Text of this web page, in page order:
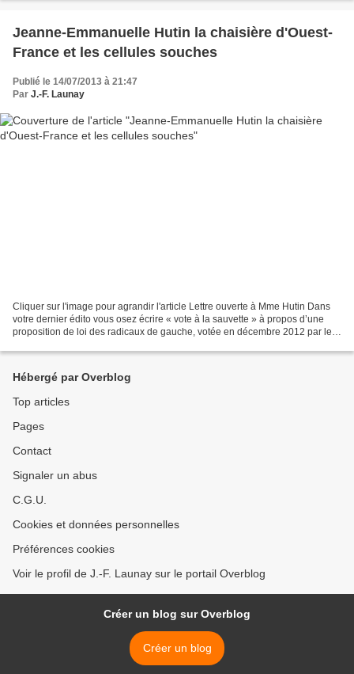
Jeanne-Emmanuelle Hutin la chaisière d'Ouest-
France et les cellules souches
Publié le 14/07/2013 à 21:47
Par J.-F. Launay
Cliquer sur l'image pour agrandir l'article Lettre ouverte à Mme Hutin Dans
votre dernier édito vous osez écrire « vote à la sauvette » à propos d’une
proposition de loi des radicaux de gauche, votée en décembre 2012 par le
Hébergé par Overblog
Top articles
Pages
Contact
Signaler un abus
C.G.U.
Cookies et données personnelles
Préférences cookies
Voir le profil de J.-F. Launay sur le portail Overblog
Créer un blog sur Overblog
Créer un blog